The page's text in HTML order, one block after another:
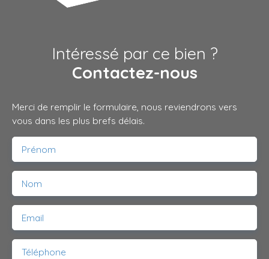
Intéressé par ce bien ?
Contactez-nous
Merci de remplir le formulaire, nous reviendrons vers
vous dans les plus brefs délais.
Prénom
Nom
Email
Téléphone